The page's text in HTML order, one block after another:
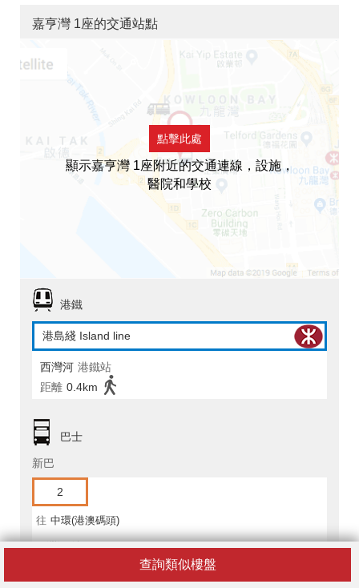
查詢類似樓盤
嘉亨灣 1座的交通站點
點擊此處
顯示嘉亨灣 1座附近的交通連線，設施，
醫院和學校
港鐵
港島綫 Island line
西灣河 港鐵站
距離 0.4km
巴士
新巴
2
往 中環(港澳碼頭)
西灣河 站